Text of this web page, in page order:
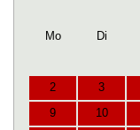
Mo
Di
2
3
9
10